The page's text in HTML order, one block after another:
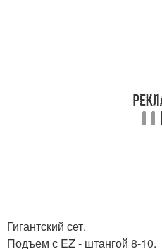
Гигантский сет.
Подъем с EZ - штангой 8-10.